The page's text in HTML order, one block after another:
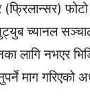
(फ्रिलान्सर)
च्यानल
लागि नभएर
माग गरिएको